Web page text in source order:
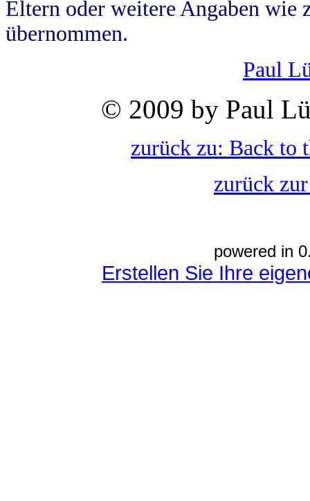
Eltern oder weitere Angaben wie
übernommen.
Paul
© 2009 by Paul
zurück zu: Back to
zurück
powered in
Erstellen Sie Ihre